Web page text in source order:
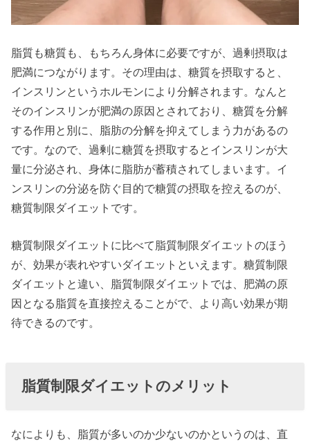
脂質も糖質も、もちろん身体に必要ですが、過剰摂取は
肥満につながります。その理由は、糖質を摂取すると、
インスリンというホルモンにより分解されます。なんと
そのインスリンが肥満の原因とされており、糖質を分解
する作用と別に、脂肪の分解を抑えてしまう力があるの
です。なので、過剰に糖質を摂取するとインスリンが大
量に分泌され、身体に脂肪が蓄積されてしまいます。イ
ンスリンの分泌を防ぐ目的で糖質の摂取を控えるのが、
糖質制限ダイエットです。
糖質制限ダイエットに比べて脂質制限ダイエットのほう
が、効果が表れやすいダイエットといえます。糖質制限
ダイエットと違い、脂質制限ダイエットでは、肥満の原
因となる脂質を直接控えることがで、より高い効果が期
待できるのです。
脂質制限ダイエットのメリット
なによりも、脂質が多いのか少ないのかというのは、直